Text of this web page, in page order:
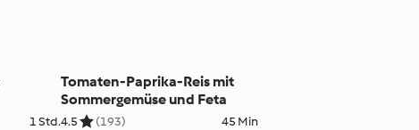
1 Std.
Tomaten-Paprika-Reis mit
Sommergemüse und Feta
4.5 (193) 45 Min